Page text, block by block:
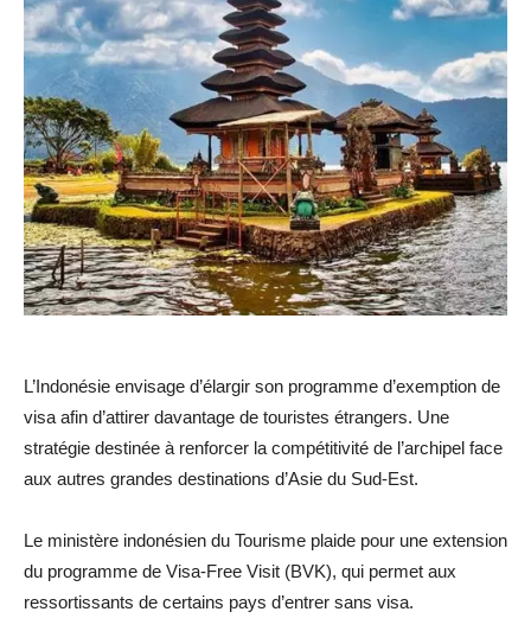
L’Indonésie envisage d’élargir son programme d’exemption de
visa afin d’attirer davantage de touristes étrangers. Une
stratégie destinée à renforcer la compétitivité de l’archipel face
aux autres grandes destinations d’Asie du Sud-Est.
Le ministère indonésien du Tourisme plaide pour une extension
du programme de Visa-Free Visit (BVK), qui permet aux
ressortissants de certains pays d’entrer sans visa.